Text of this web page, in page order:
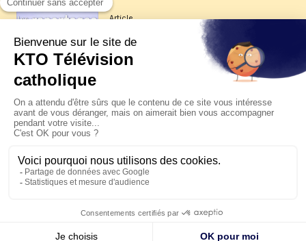
Article
Les reportages d'été 2026 de KTO
La visite pastorale du pape Léon
XIV à Assise à suivre sur KTO le
jeudi 6 août
Le pape en Uruguay, Argentine et
Pérou du 6 au 17 novembre 2026